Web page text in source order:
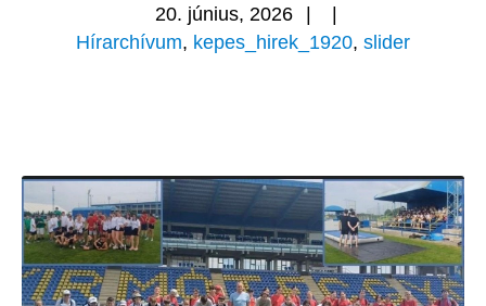
20. június, 2026
Hírarchívum, kepes_hirek_1920, slider